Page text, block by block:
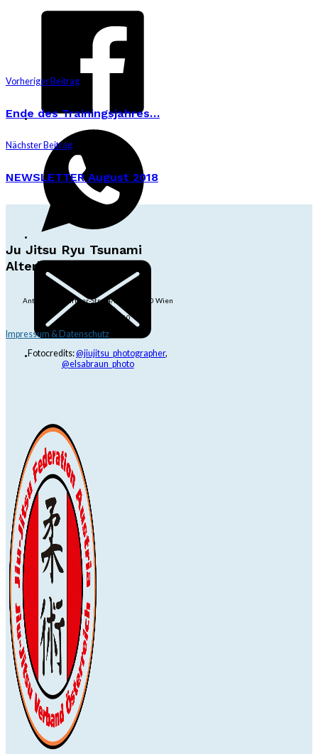
Vorheriger Beitrag
Ende des Trainingsjahres…
Nächster Beitrag
NEWSLETTER August 2018
Ju Jitsu Ryu Tsunami
Alterlaa
Anton-Baumgartner-Str. 44/B8/01, 1230 Wien
dojo@jjrt.at
+43 6991 171 81 60
Impressum & Datenschutz
Fotocredits:@jiujitsu_photographer,
@elsabraun_photo